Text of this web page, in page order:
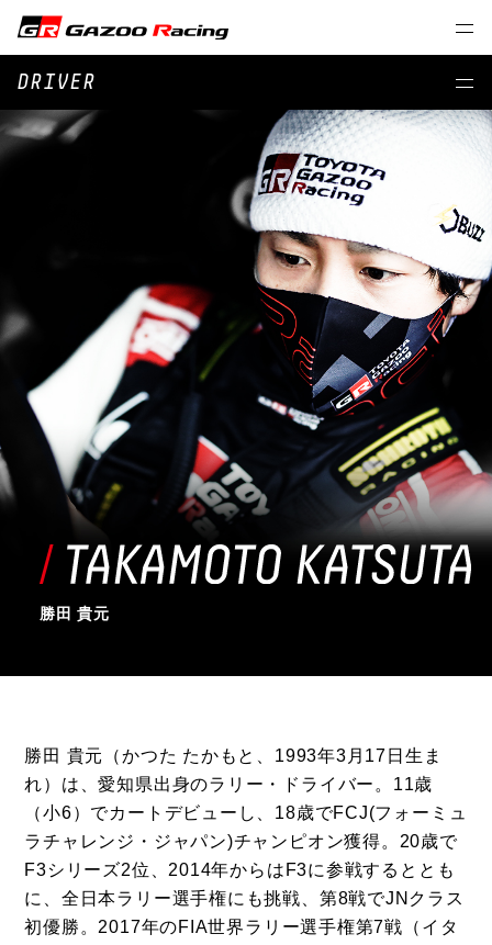
DRIVER
勝田 貴元
勝田 貴元（かつた たかもと、1993年3月17日生ま
れ）は、愛知県出身のラリー・ドライバー。11歳
（小6）でカートデビューし、18歳でFCJ(フォーミュ
ラチャレンジ・ジャパン)チャンピオン獲得。20歳で
F3シリーズ2位、2014年からはF3に参戦するととも
に、全日本ラリー選手権にも挑戦、第8戦でJNクラス
初優勝。2017年のFIA世界ラリー選手権第7戦（イタ